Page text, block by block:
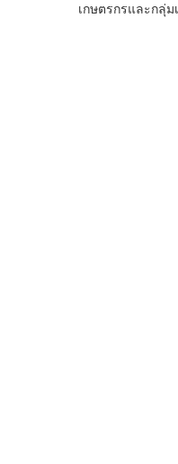
เกษตรกรและกลุ่